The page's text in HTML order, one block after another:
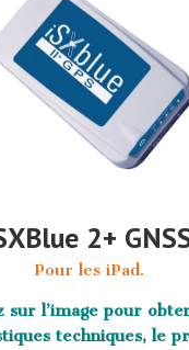
2+
Pour les iPad.
sur l’image pour
techniques, le